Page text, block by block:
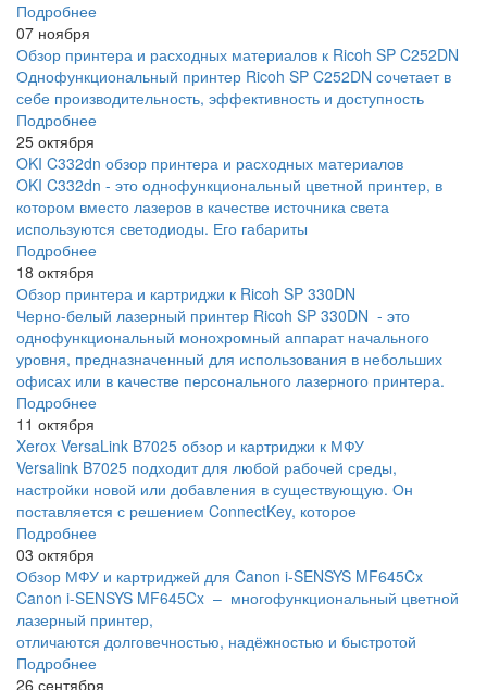
Подробнее
07 ноября
Обзор принтера и расходных материалов к Ricoh SP C252DN
Однофункциональный принтер Ricoh SP C252DN сочетает в
себе производительность, эффективность и доступность
Подробнее
25 октября
OKI C332dn обзор принтера и расходных материалов
OKI C332dn - это однофункциональный цветной принтер, в
котором вместо лазеров в качестве источника света
используются светодиоды. Его габариты
Подробнее
18 октября
Обзор принтера и картриджи к Ricoh SP 330DN
Черно-белый лазерный принтер Ricoh SP 330DN - это
однофункциональный монохромный аппарат начального
уровня, предназначенный для использования в небольших
офисах или в качестве персонального лазерного принтера.
Подробнее
11 октября
Xerox VersaLink B7025 обзор и картриджи к МФУ
Versalink B7025 подходит для любой рабочей среды,
настройки новой или добавления в существующую. Он
поставляется с решением ConnectKey, которое
Подробнее
03 октября
Обзор МФУ и картриджей для Canon i-SENSYS MF645Cx
Canon i-SENSYS MF645Cx – многофункциональный цветной
лазерный принтер,
отличаются долговечностью, надёжностью и быстротой
Подробнее
26 сентября